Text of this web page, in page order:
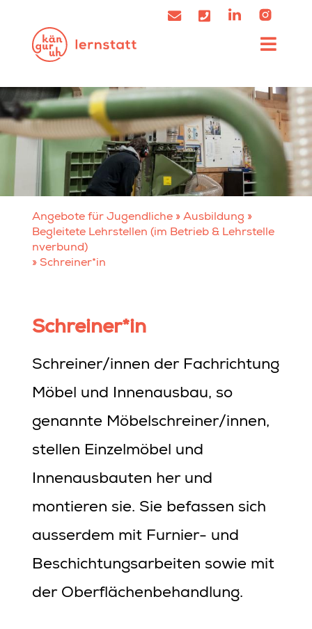
Angebote für Jugendliche» Ausbildung »
Begleitete Lehrstellen (im Betrieb & Lehrstelle
nverbund)
» Schreiner*in
Schreiner*in
Schreiner/innen der Fachrichtung
Möbel und Innenausbau, so
genannte Möbelschreiner/innen,
stellen Einzelmöbel und
Innenausbauten her und
montieren sie. Sie befassen sich
ausserdem mit Furnier- und
Beschichtungsarbeiten sowie mit
der Oberflächenbehandlung.